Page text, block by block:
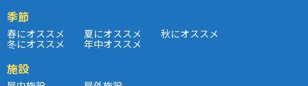
季節
春にオススメ 夏にオススメ 秋にオススメ
冬にオススメ 年中オススメ
施設